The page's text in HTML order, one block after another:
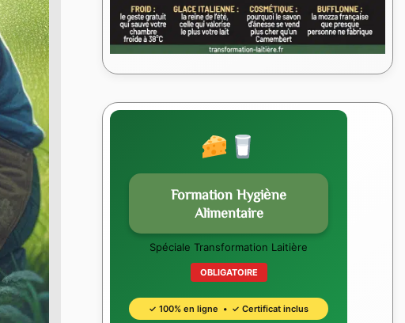
Formation Hygiène
Alimentaire
Spéciale Transformation Laitière
OBLIGATOIRE
✓ 100% en ligne • ✓ Certificat inclus